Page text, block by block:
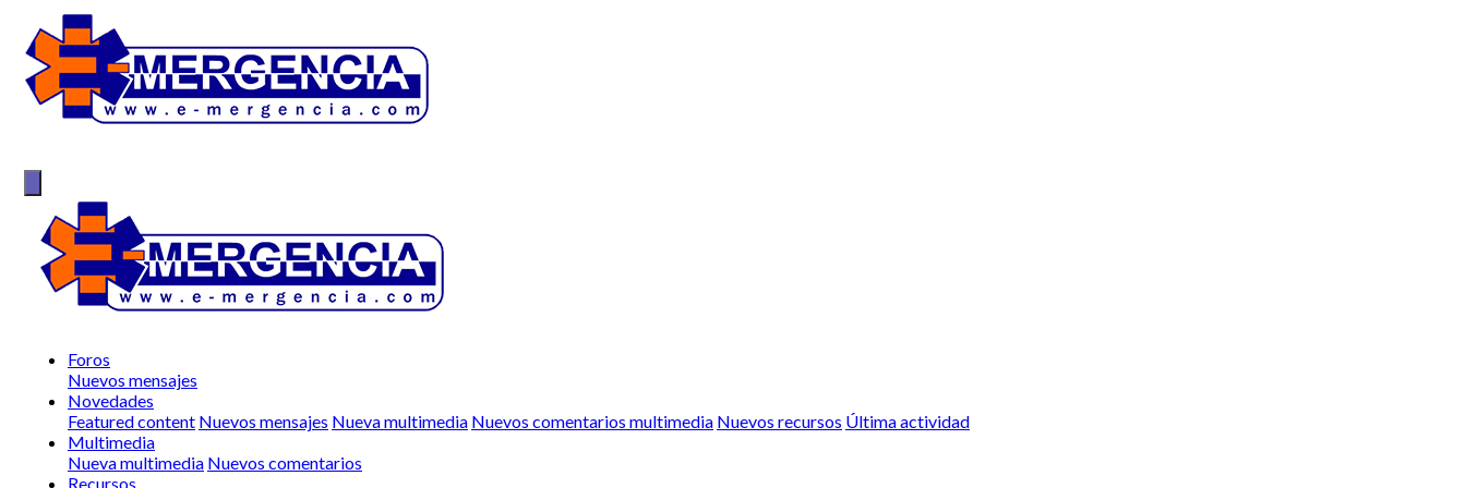
Foros
Nuevos mensajes
Novedades
Featured content Nuevos mensajes Nueva multimedia Nuevos comentarios multimedia Nuevos recursos Última actividad
Multimedia
Nueva multimedia Nuevos comentarios
Recursos